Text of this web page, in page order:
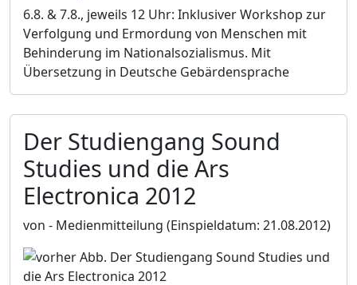
6.8. & 7.8., jeweils 12 Uhr: Inklusiver Workshop zur
Verfolgung und Ermordung von Menschen mit
Behinderung im Nationalsozialismus. Mit
Übersetzung in Deutsche Gebärdensprache
Der Studiengang Sound
Studies und die Ars
Electronica 2012
von - Medienmitteilung (Einspieldatum: 21.08.2012)